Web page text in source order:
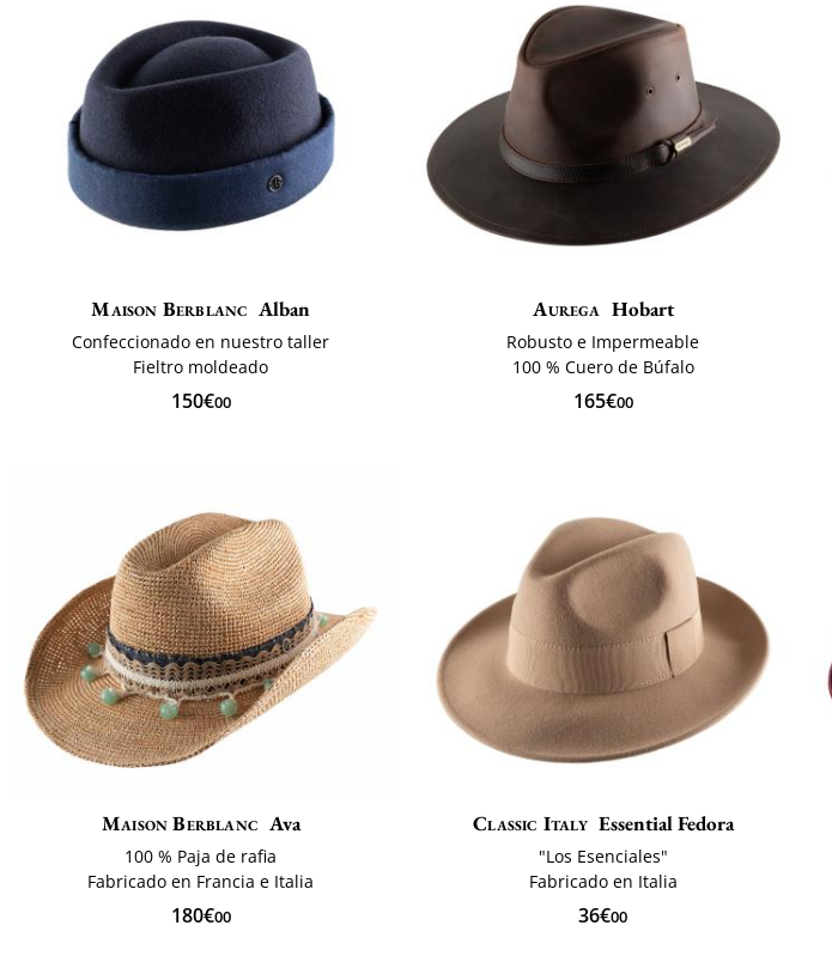
Maison Berblanc Alban
Confeccionado en nuestro taller
Fieltro moldeado
150€00
Aurega Hobart
Robusto e Impermeable
100 % Cuero de Búfalo
165€00
Maison Berblanc Ava
100 % Paja de rafia
Fabricado en Francia e Italia
180€00
Classic Italy Essential Fedora
"Los Esenciales"
Fabricado en Italia
36€00